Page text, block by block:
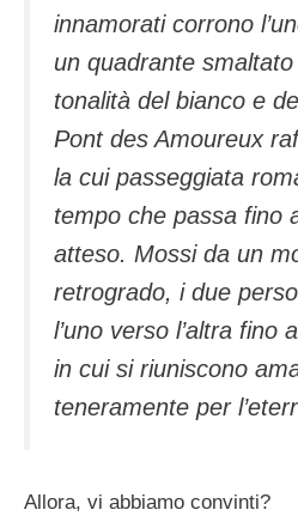
innamorati corrono
un quadrante
tonalità del bianco e
Pont des Amoureux
la cui passeggiata
tempo che passa fino
atteso. Mossi da un
retrogrado, i due
l’uno verso l’altra fino
in cui si riuniscono
teneramente per
Allora, vi abbiamo convinti?